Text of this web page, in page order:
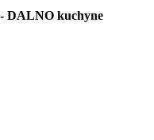
DALNO kuchyne